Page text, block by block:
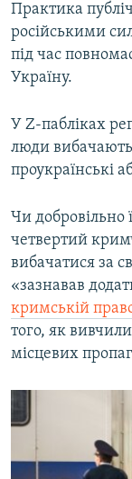
Практика
російськими
під час
Україну.
У Z-пабліках
люди
проукраїнські
Чи добровільно
четвертий
вибачатися за
«зазнавав
кримській
того, як
місцевих